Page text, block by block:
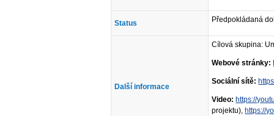
Status Předpokládaná
Další informace
Cílová skupina:
Webové stránky:
Sociální sítě:
Video: https://
projektu), https://